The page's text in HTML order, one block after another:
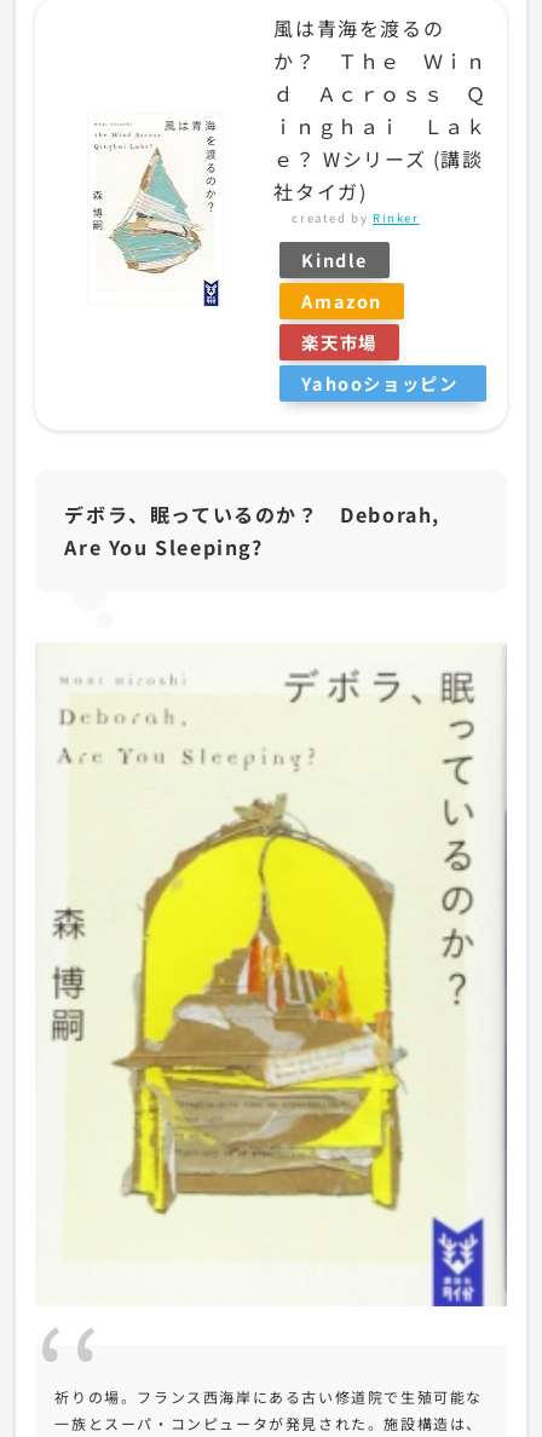
風は青海を渡るの
か？ Ｔｈｅ Ｗｉｎ
ｄ Ａｃｒｏｓｓ Ｑ
ｉｎｇｈａｉ Ｌａｋ
ｅ？ Wシリーズ (講談
社タイガ)
created by Rinker
Kindle
Amazon
楽天市場
Yahooショッピン
デボラ、眠っているのか？ Deborah,
Are You Sleeping?
祈りの場。フランス西海岸にある古い修道院で生殖可能な
一族とスーパ・コンピュータが発見された。施設構造は、